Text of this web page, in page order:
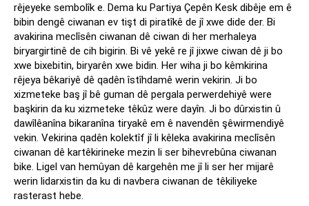
rêjeyeke sembolîk e. Dema ku Partiya Çepên Kesk dibêje em ê
bibin dengê ciwanan ev tişt di piratîkê de jî xwe dide der. Bi
avakirina meclîsên ciwanan dê ciwan di her merhaleya
biryargirtinê de cih bigirin. Bi vê yekê re jî jixwe ciwan dê ji bo
xwe bixebitin, biryarên xwe bidin. Her wiha ji bo kêmkirina
rêjeya bêkariyê dê qadên îstîhdamê werin vekirin. Ji bo
xizmeteke baş jî bê guman dê pergala perwerdehiyê were
başkirin da ku xizmeteke têkûz were dayîn. Ji bo dûrxistin û
dawîlêanîna bikaranîna tiryakê em ê navendên şêwirmendiyê
vekin. Vekirina qadên kolektîf jî li kêleka avakirina meclîsên
ciwanan dê kartêkirineke mezin li ser bihevrebûna ciwanan
bike. Ligel van hemûyan dê kargehên me jî li ser her mijarê
werin lidarxistin da ku di navbera ciwanan de têkiliyeke
rasterast hebe.